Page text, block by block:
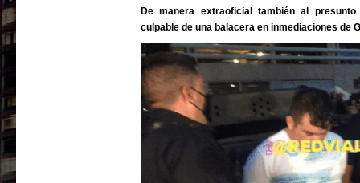
De manera extraoficial también al
culpable de una balacera en inmediaciones de